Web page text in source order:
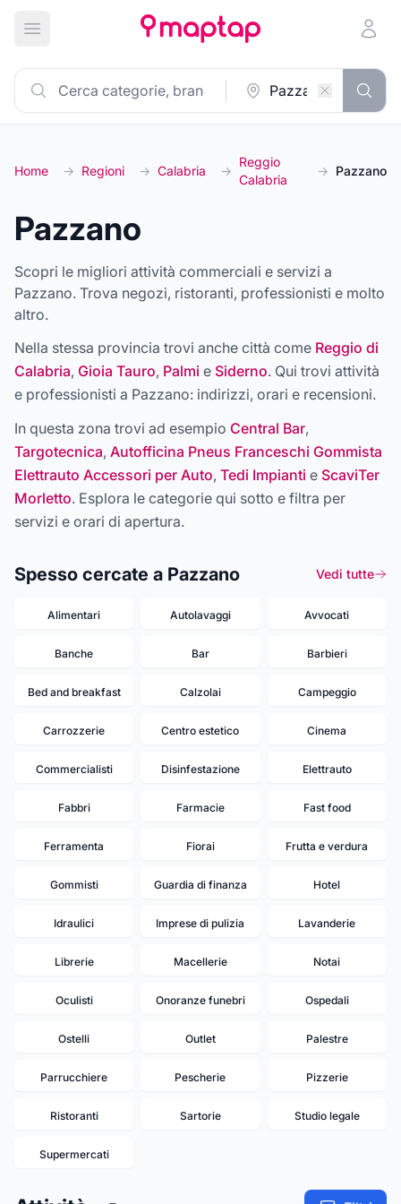
Apri menu principale
Home → Regioni → Calabria →
Reggio
Calabria
→ Pazzano
Pazzano
Scopri le migliori attività commerciali e servizi a
Pazzano. Trova negozi, ristoranti, professionisti e molto
altro.
Nella stessa provincia trovi anche città come Reggio di
Calabria, Gioia Tauro, Palmi e Siderno. Qui trovi attività
e professionisti a Pazzano: indirizzi, orari e recensioni.
In questa zona trovi ad esempio Central Bar,
Targotecnica, Autofficina Pneus Franceschi Gommista
Elettrauto Accessori per Auto, Tedi Impianti e ScaviTer
Morletto. Esplora le categorie qui sotto e filtra per
servizi e orari di apertura.
Spesso cercate a Pazzano Vedi tutte
Alimentari Autolavaggi Avvocati
Banche Bar Barbieri
Bed and breakfast Calzolai Campeggio
Carrozzerie Centro estetico Cinema
Commercialisti Disinfestazione Elettrauto
Fabbri Farmacie Fast food
Ferramenta Fiorai Frutta e verdura
Gommisti Guardia di finanza Hotel
Idraulici Imprese di pulizia Lavanderie
Librerie Macellerie Notai
Oculisti Onoranze funebri Ospedali
Ostelli Outlet Palestre
Parrucchiere Pescherie Pizzerie
Ristoranti Sartorie Studio legale
Supermercati
11